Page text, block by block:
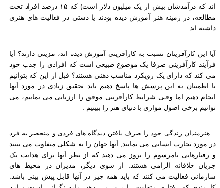
اند که درآمدشان بیش از یک میلیون دلار است) که ۱۵ درصد افراد تحت
مطالعه، در زمینه هنر آموزش دیده بودند یا دستی در فعالیت های هنری
داشته اند
آیا این کارآفرینان نسبت به کارآفرینی آموزش دیده اند، مزیتی دارند؟ آیا
فرآیند کارآفرینی صرفا یک موضوع طبیعی است که افرادی را جذب خود
می کند که دارای یک رویکرد مناسب ذهنی هستند؟ قبل از این که بتوانیم
با اطمینان به این پرسش ها پاسخ دهیم باید تحقیق زیادی در مورد آنها
انجام دهیم اما وقتی شرایط کارآفرینی موفق را ارزیابی می نماییم، می
توانیم برخی اصول موازی با دنیای هنر را ببینیم :
–هنرمندان زندگی خود را صرف یافتن دیدگاه های فردی و منحصر به فرد
در مورد تجارب انسانی می نمایند; آنها جهان را به شکلی متفاوت می بینند
و رفتارهایی نامرسوم را بروز می دهند که از نظر آنها برای هدایت یک
جریان خلاقانه الزامی هستند. از سوی دیگر، مدیران در محیط های
سازمانی فعالیت می کنند که باید همه چیز در آنها قابل پیش بینی باشد.